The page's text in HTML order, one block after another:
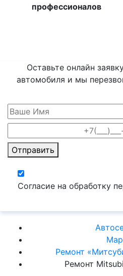
профессионалов
Оставьте онлайн
автомобиля и мы
Отправить
Согласие на обработку
Ремонт
Ремонт